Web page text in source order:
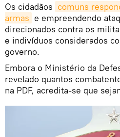
Os cidadãos comuns
armas e empreendendo
direcionados contra os
e indivíduos considerados
governo.
Embora o Ministério da
revelado quantos
na PDF, acredita-se que